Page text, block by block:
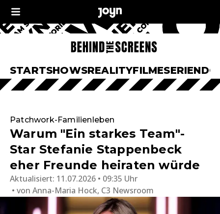
STARTSHOWSREALITYFILMESERIEN
Patchwork-Familienleben
Warum "Ein starkes Team"-
Star Stefanie Stappenbeck
eher Freunde heiraten würde
Aktualisiert: 11.07.2026 • 09:35 Uhr
von Anna-Maria Hock, C3 Newsroom